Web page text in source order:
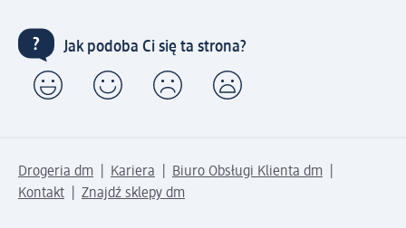
Jak podoba Ci się ta strona?
Drogeria dm Kariera
Biuro Obsługi Klienta dm
Kontakt
Znajdź sklepy dm